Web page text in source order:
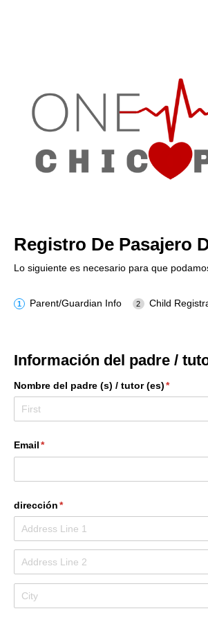
Registro De Pasajero
Lo siguiente es necesario para que
Parent/Guardian Info Child
Información del padre /
Nombre del padre (s) /​ tutor (es) *
(required)
Email *
(required)
dirección *
(required)